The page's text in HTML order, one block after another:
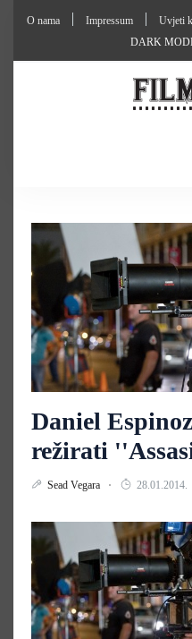
O nama Impressum Uvjeti
DARK
Daniel
režirati
Sead Vegara 28.01.2014.